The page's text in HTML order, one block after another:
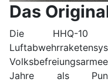
Das
Die HHQ-10
Jahre als